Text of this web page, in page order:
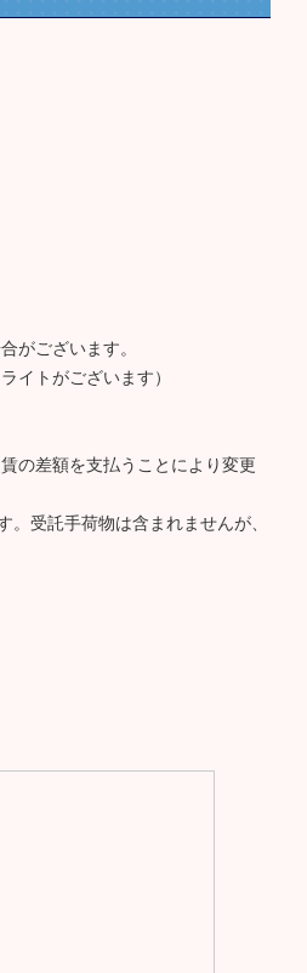
がございます。
イトがございます）
の差額を支払うことにより変更
受託手荷物は含まれませんが、